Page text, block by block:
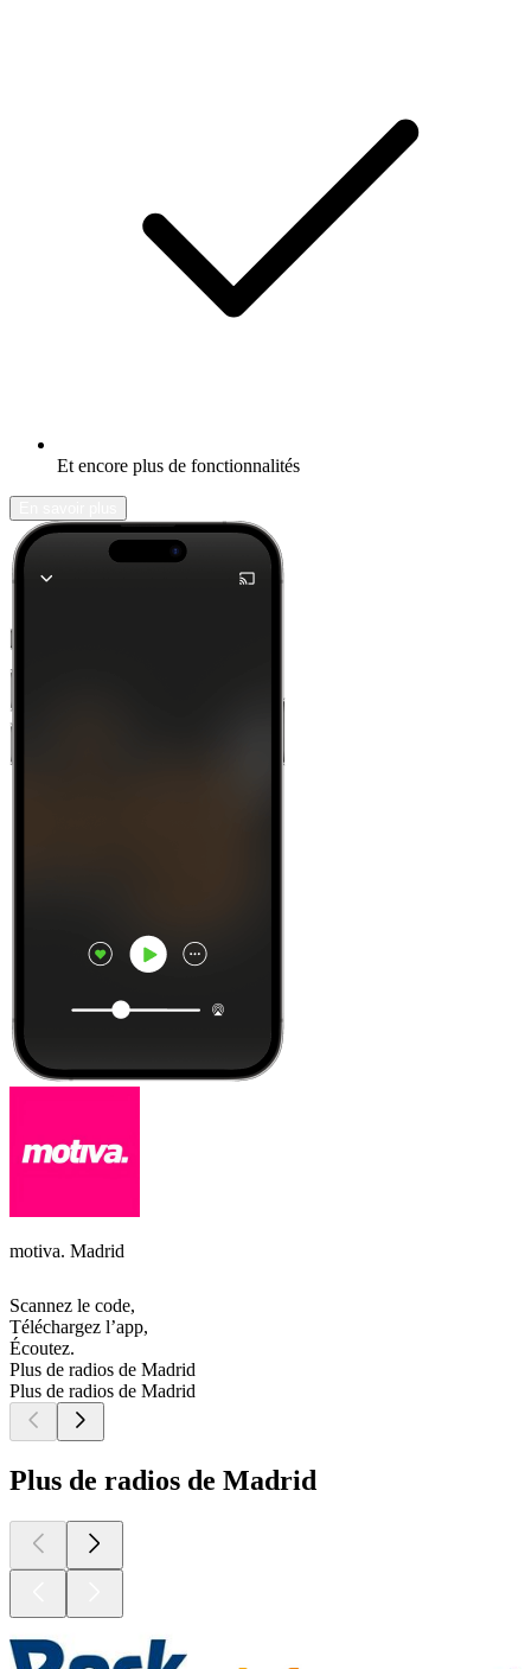
Et encore plus de fonctionnalités
motiva. Madrid
Scannez le code,
Téléchargez l’app,
Écoutez.
Plus de radios de Madrid
Plus de radios de Madrid
Plus de radios de Madrid